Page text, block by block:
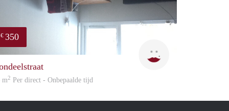
€ 350
m2 Per direct - Onbepaalde tijd